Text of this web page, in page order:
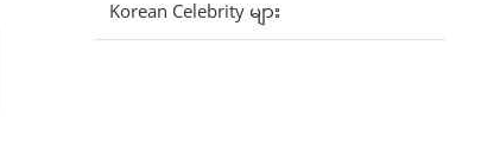
Korean Celebrity များ